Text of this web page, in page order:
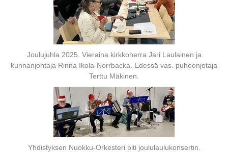
Joulujuhla 2025. Vieraina kirkkoherra Jari Laulainen ja
kunnanjohtaja Rinna Ikola-Norrbacka. Edessä vas. puheenjotaja
Terttu Mäkinen.
Yhdistyksen Nuokku-Orkesteri piti joululaulukonsertin.